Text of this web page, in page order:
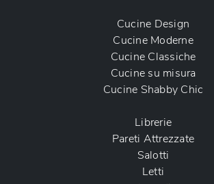
Cucine Design
Cucine Moderne
Cucine Classiche
Cucine su misura
Cucine Shabby Chic
Librerie
Pareti Attrezzate
Salotti
Letti